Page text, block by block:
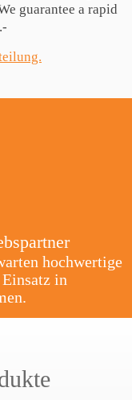
guarantee a rapid
hochwertige
in